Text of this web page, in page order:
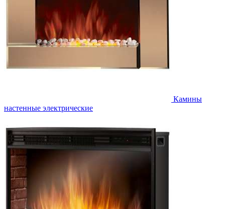
Камины
настенные электрические